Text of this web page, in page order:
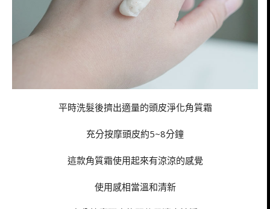
平時洗髮後擠出適量的頭皮淨化角質霜
充分按摩頭皮約5~8分鐘
這款角質霜使用起來有涼涼的感覺
使用感相當溫和清新